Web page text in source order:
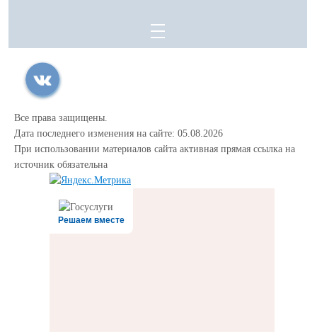
Все права защищены.
Дата последнего изменения на сайте: 05.08.2026
При использовании материалов сайта активная прямая ссылка на
источник обязательна
Решаем вместе